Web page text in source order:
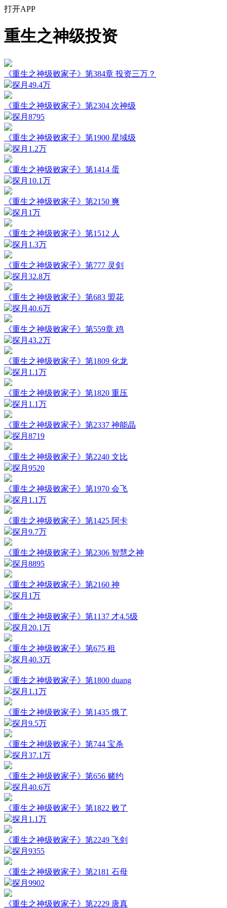
打开APP
重生之神级投资
《重生之神级败家子》第384章 投资三万？
探月 49.4万
《重生之神级败家子》第2304 次神级
探月 8795
《重生之神级败家子》第1900 星域级
探月 1.2万
《重生之神级败家子》第1414 蛋
探月 10.1万
《重生之神级败家子》第2150 爽
探月 1万
《重生之神级败家子》第1512 人
探月 1.3万
《重生之神级败家子》第777 灵剑
探月 32.8万
《重生之神级败家子》第683 盟花
探月 40.6万
《重生之神级败家子》第559章 鸡
探月 43.2万
《重生之神级败家子》第1809 化龙
探月 1.1万
《重生之神级败家子》第1820 重压
探月 1.1万
《重生之神级败家子》第2337 神能晶
探月 8719
《重生之神级败家子》第2240 文比
探月 9520
《重生之神级败家子》第1970 会飞
探月 1.1万
《重生之神级败家子》第1425 阿卡
探月 9.7万
《重生之神级败家子》第2306 智慧之神
探月 8895
《重生之神级败家子》第2160 神
探月 1万
《重生之神级败家子》第1137 才4.5级
探月 20.1万
《重生之神级败家子》第675 租
探月 40.3万
《重生之神级败家子》第1800 duang
探月 1.1万
《重生之神级败家子》第1435 饿了
探月 9.5万
《重生之神级败家子》第744 宝杀
探月 37.1万
《重生之神级败家子》第656 赌约
探月 40.6万
《重生之神级败家子》第1822 败了
探月 1.1万
《重生之神级败家子》第2249 飞剑
探月 9355
《重生之神级败家子》第2181 石母
探月 9902
《重生之神级败家子》第2229 唐真